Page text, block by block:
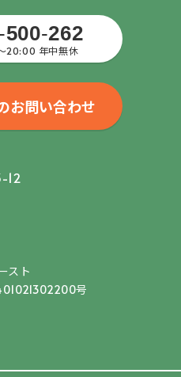
-500-262
20:00 年中無休
お問い合わせ
12
スト
号